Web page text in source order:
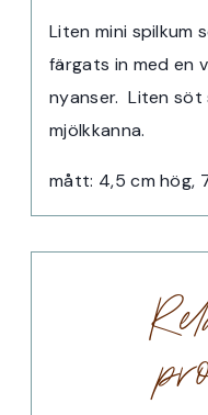
Liten mini spilkum
färgats in med en
nyanser. Liten söt
mjölkkanna.
mått: 4,5 cm hög,